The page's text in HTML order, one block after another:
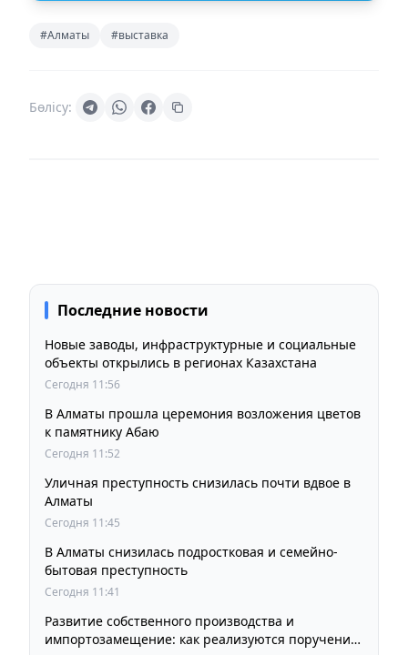
#Алматы #выставка
Бөлісу:
Последние новости
Новые заводы, инфраструктурные и социальные
объекты открылись в регионах Казахстана
Сегодня 11:56
В Алматы прошла церемония возложения цветов
к памятнику Абаю
Сегодня 11:52
Уличная преступность снизилась почти вдвое в
Алматы
Сегодня 11:45
В Алматы снизилась подростковая и семейно-
бытовая преступность
Сегодня 11:41
Развитие собственного производства и
импортозамещение: как реализуются поручения